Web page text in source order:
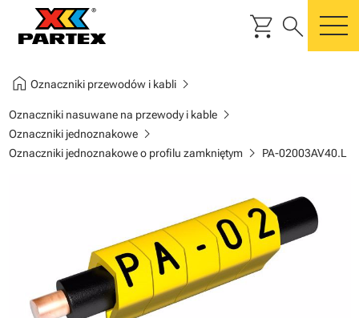
shopping_cart search
home Oznaczniki przewodów i kablichevron_right
Oznaczniki nasuwane na przewody i kablechevron_right
Oznaczniki jednoznakowechevron_right
Oznaczniki jednoznakowe o profilu zamkniętym chevron_right PA-02003AV40.L